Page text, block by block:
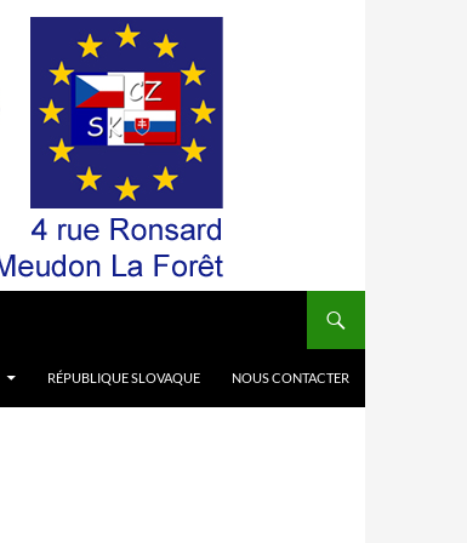
RÉPUBLIQUE SLOVAQUE NOUS CONTACTER